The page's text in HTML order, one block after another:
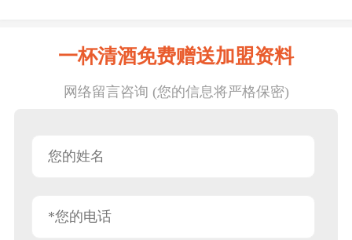
一杯清酒免费赠送加盟资料
网络留言咨询 (您的信息将严格保密)